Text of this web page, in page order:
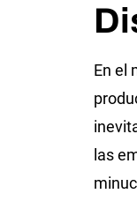
En el
las